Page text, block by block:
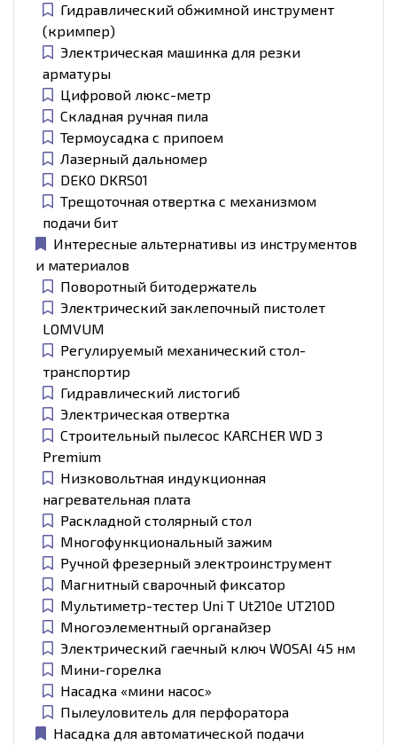
Гидравлический обжимной инструмент
(кримпер)
Электрическая машинка для резки
арматуры
Цифровой люкс-метр
Складная ручная пила
Термоусадка с припоем
Лазерный дальномер
DEKO DKRS01
Трещоточная отвертка с механизмом
подачи бит
Интересные альтернативы из инструментов
и материалов
Поворотный битодержатель
Электрический заклепочный пистолет
LOMVUM
Регулируемый механический стол-
транспортир
Гидравлический листогиб
Электрическая отвертка
Строительный пылесос KARCHER WD 3
Premium
Низковольтная индукционная
нагревательная плата
Раскладной столярный стол
Многофункциональный зажим
Ручной фрезерный электроинструмент
Магнитный сварочный фиксатор
Мультиметр-тестер Uni T Ut210e UT210D
Многоэлементный органайзер
Электрический гаечный ключ WOSAI 45 нм
Мини-горелка
Насадка «мини насос»
Пылеуловитель для перфоратора
Насадка для автоматической подачи